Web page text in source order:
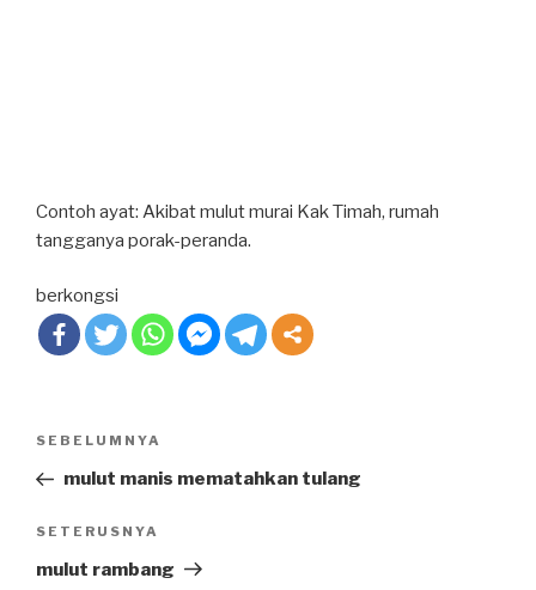
Contoh ayat: Akibat mulut murai Kak Timah, rumah
tangganya porak-peranda.
berkongsi
Post
Previous
Post
SEBELUMNYA
mulut manis mematahkan tulang
Next
Post
SETERUSNYA
mulut rambang